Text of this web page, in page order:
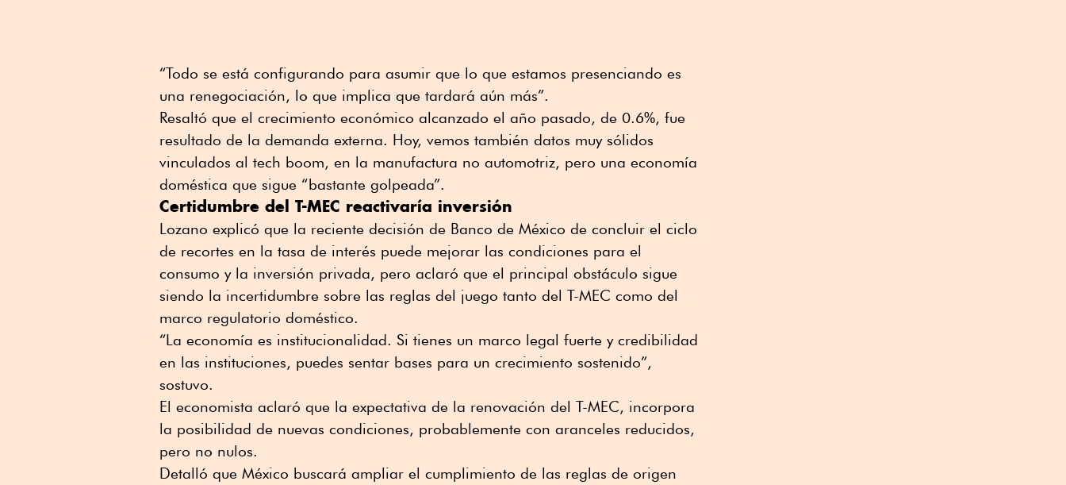
“Todo se está configurando para asumir que lo que estamos presenciando es
una renegociación, lo que implica que tardará aún más”.
Resaltó que el crecimiento económico alcanzado el año pasado, de 0.6%, fue
resultado de la demanda externa. Hoy, vemos también datos muy sólidos
vinculados al tech boom, en la manufactura no automotriz, pero una economía
doméstica que sigue “bastante golpeada”.
Certidumbre del T-MEC reactivaría inversión
Lozano explicó que la reciente decisión de Banco de México de concluir el ciclo
de recortes en la tasa de interés puede mejorar las condiciones para el
consumo y la inversión privada, pero aclaró que el principal obstáculo sigue
siendo la incertidumbre sobre las reglas del juego tanto del T-MEC como del
marco regulatorio doméstico.
“La economía es institucionalidad. Si tienes un marco legal fuerte y credibilidad
en las instituciones, puedes sentar bases para un crecimiento sostenido”,
sostuvo.
El economista aclaró que la expectativa de la renovación del T-MEC, incorpora
la posibilidad de nuevas condiciones, probablemente con aranceles reducidos,
pero no nulos.
Detalló que México buscará ampliar el cumplimiento de las reglas de origen